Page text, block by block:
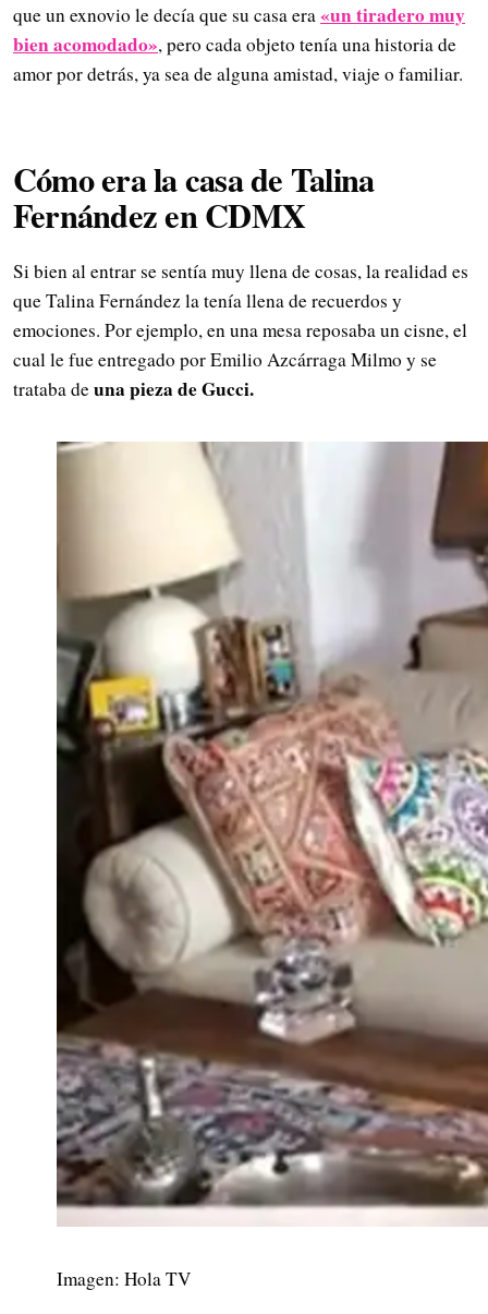
que un exnovio le decía que su casa era«un tiradero muy
bien acomodado», pero cada objeto tenía una historia de
amor por detrás, ya sea de alguna amistad, viaje o familiar.
Cómo era la casa de Talina
Fernández en CDMX
Si bien al entrar se sentía muy llena de cosas, la realidad es
que Talina Fernández la tenía llena de recuerdos y
emociones. Por ejemplo, en una mesa reposaba un cisne, el
cual le fue entregado por Emilio Azcárraga Milmo y se
trataba deuna pieza de Gucci.
Imagen: Hola TV